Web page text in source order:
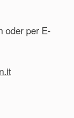
oder per E-